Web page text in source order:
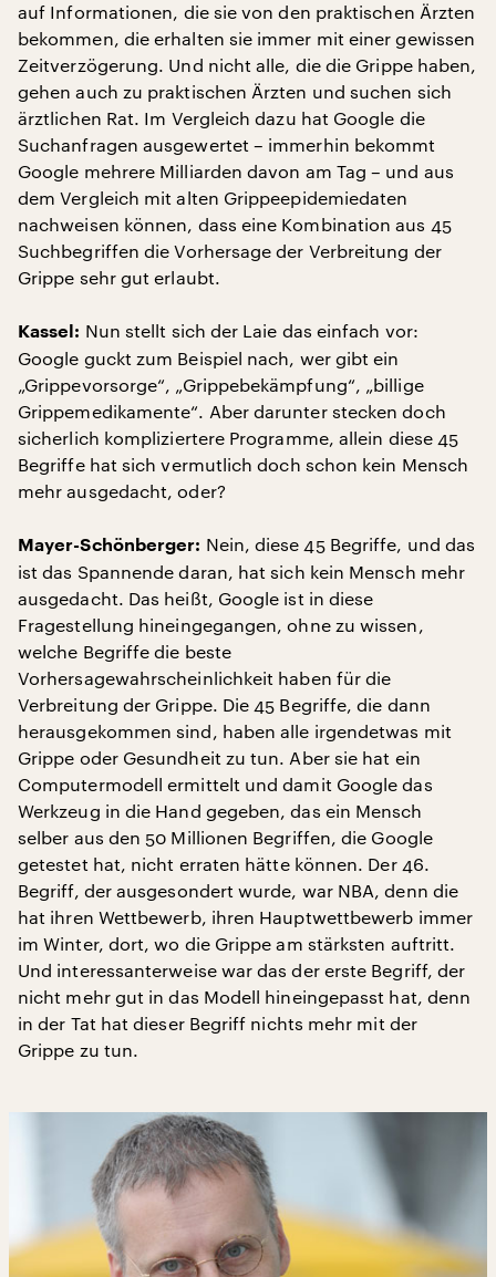
auf Informationen, die sie von den praktischen Ärzten
bekommen, die erhalten sie immer mit einer gewissen
Zeitverzögerung. Und nicht alle, die die Grippe haben,
gehen auch zu praktischen Ärzten und suchen sich
ärztlichen Rat. Im Vergleich dazu hat Google die
Suchanfragen ausgewertet – immerhin bekommt
Google mehrere Milliarden davon am Tag – und aus
dem Vergleich mit alten Grippeepidemiedaten
nachweisen können, dass eine Kombination aus 45
Suchbegriffen die Vorhersage der Verbreitung der
Grippe sehr gut erlaubt.
Kassel: Nun stellt sich der Laie das einfach vor:
Google guckt zum Beispiel nach, wer gibt ein
„Grippevorsorge“, „Grippebekämpfung“, „billige
Grippemedikamente“. Aber darunter stecken doch
sicherlich kompliziertere Programme, allein diese 45
Begriffe hat sich vermutlich doch schon kein Mensch
mehr ausgedacht, oder?
Mayer-Schönberger: Nein, diese 45 Begriffe, und das
ist das Spannende daran, hat sich kein Mensch mehr
ausgedacht. Das heißt, Google ist in diese
Fragestellung hineingegangen, ohne zu wissen,
welche Begriffe die beste
Vorhersagewahrscheinlichkeit haben für die
Verbreitung der Grippe. Die 45 Begriffe, die dann
herausgekommen sind, haben alle irgendetwas mit
Grippe oder Gesundheit zu tun. Aber sie hat ein
Computermodell ermittelt und damit Google das
Werkzeug in die Hand gegeben, das ein Mensch
selber aus den 50 Millionen Begriffen, die Google
getestet hat, nicht erraten hätte können. Der 46.
Begriff, der ausgesondert wurde, war NBA, denn die
hat ihren Wettbewerb, ihren Hauptwettbewerb immer
im Winter, dort, wo die Grippe am stärksten auftritt.
Und interessanterweise war das der erste Begriff, der
nicht mehr gut in das Modell hineingepasst hat, denn
in der Tat hat dieser Begriff nichts mehr mit der
Grippe zu tun.